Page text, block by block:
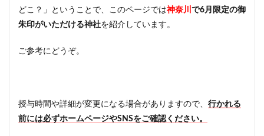
どこ？」ということで、このページでは神奈川 で6月限定の御
朱印がいただける神社を紹介しています。
ご参考にどうぞ。
授与時間や詳細が変更になる場合がありますので、 行かれる
前には必ずホームページやSNSをご確認ください。